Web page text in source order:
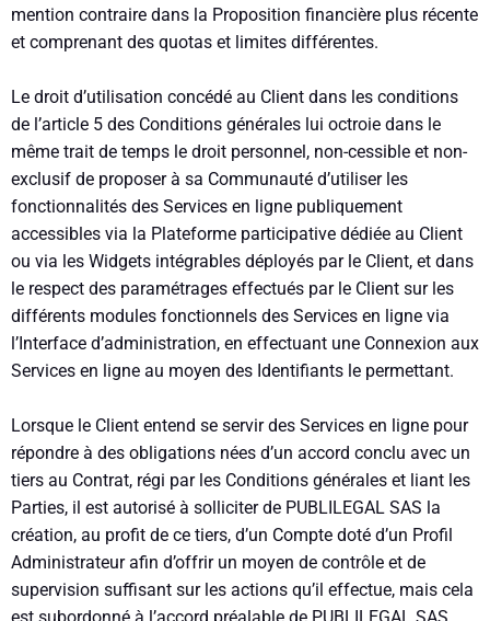
mention contraire dans la Proposition financière plus récente
et comprenant des quotas et limites différentes.
Le droit d’utilisation concédé au Client dans les conditions
de l’article 5 des Conditions générales lui octroie dans le
même trait de temps le droit personnel, non-cessible et non-
exclusif de proposer à sa Communauté d’utiliser les
fonctionnalités des Services en ligne publiquement
accessibles via la Plateforme participative dédiée au Client
ou via les Widgets intégrables déployés par le Client, et dans
le respect des paramétrages effectués par le Client sur les
différents modules fonctionnels des Services en ligne via
l’Interface d’administration, en effectuant une Connexion aux
Services en ligne au moyen des Identifiants le permettant.
Lorsque le Client entend se servir des Services en ligne pour
répondre à des obligations nées d’un accord conclu avec un
tiers au Contrat, régi par les Conditions générales et liant les
Parties, il est autorisé à solliciter de PUBLILEGAL SAS la
création, au profit de ce tiers, d’un Compte doté d’un Profil
Administrateur afin d’offrir un moyen de contrôle et de
supervision suffisant sur les actions qu’il effectue, mais cela